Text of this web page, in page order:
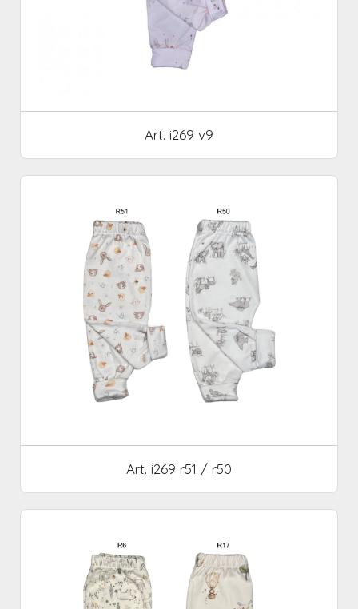
Art. i269 v9
Art. i269 r51 / r50